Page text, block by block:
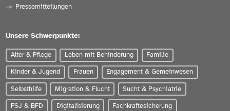
Pressemitteilungen
Unsere Schwerpunkte:
Alter & Pflege Leben mit Behinderung Familie
Kinder & Jugend Frauen Engagement & Gemeinwesen
Selbsthilfe Migration & Flucht Sucht & Psychiatrie
FSJ & BFD Digitalisierung Fachkräftesicherung